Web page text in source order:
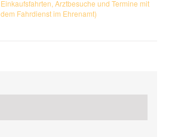
Einkaufsfahrten, Arztbesuche und Termine mit
dem Fahrdienst im Ehrenamt)